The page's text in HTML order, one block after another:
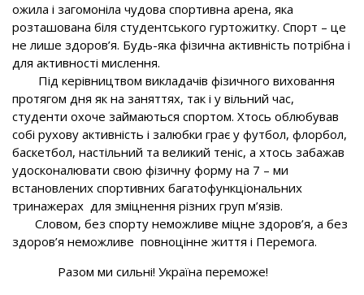
ожила і загомоніла чудова спортивна арена, яка
розташована біля студентського гуртожитку. Спорт – це
не лише здоров’я. Будь-яка фізична активність потрібна і
для активності мислення.
Під керівництвом викладачів фізичного виховання
протягом дня як на заняттях, так і у вільний час,
студенти охоче займаються спортом. Хтось облюбував
собі рухову активність і залюбки грає у футбол, флорбол,
баскетбол, настільний та великий теніс, а хтось забажав
удосконалювати свою фізичну форму на 7 – ми
встановлених спортивних багатофункціональних
тринажерах для зміцнення різних груп м’язів.
Словом, без спорту неможливе міцне здоров’я, а без
здоров’я неможливе повноцінне життя і Перемога.
Разом ми сильні! Україна переможе!